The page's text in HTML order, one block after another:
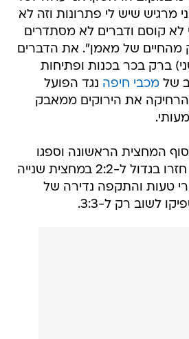
מרגיש שיש לי פתרונות וזה לא
לא קוסם ודברים לא מסתדרים
מהחיים של מאמן". את הדברים
ברק בכר בכנות ופתיחות
מכבי חיפה נגד הפועל
את הירוקים ממאבק
פיגרו 2:0 בסוף המחצית הראשונה וספגו
שריקות מהאוהדים, חזרו בגדול ל-2:2 במחצית שנייה
טעות והתקפה נדירה של
לשוב רק ל-3:3.